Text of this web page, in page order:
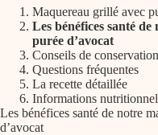
Maquereau grillé avec
Les bénéfices santé
purée d’avocat
Conseils de conservation
Questions fréquentes
La recette détaillée
Informations
Les bénéfices santé de notre
d’avocat